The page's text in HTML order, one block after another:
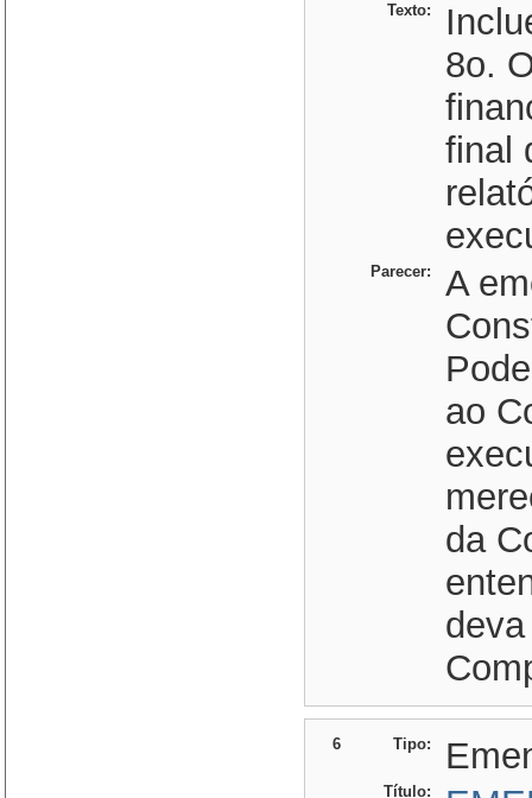
Texto:
8o.
final
Parecer:
A
ao
da
6 Tipo:
Título: